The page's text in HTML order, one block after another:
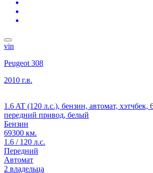
vin
Peugeot 308
2010 г.в.
1.6 AT (120 л.с.), бензин, автомат, хэтчбек,
передний привод, белый
Бензин
69300 км.
1.6 / 120 л.с.
Передний
Автомат
2 владельца